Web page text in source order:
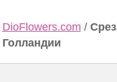
DioFlowers.com /
Голландии